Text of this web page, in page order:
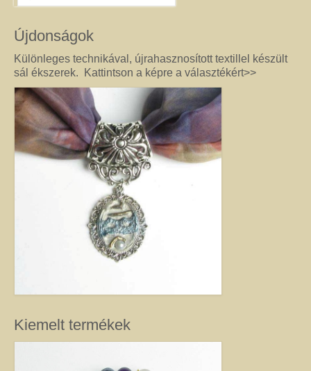
Egyedi kőbefoglalás rendelésre
Csillagjegyes babalánc rendelésre
Jó tanácsok babalánchoz
Virág ékszer
A szobai növények, kaktuszok a lakás díszei, de sajnos nem vagy csak ritkán
virágoznak.Biztosan Ön is szép kaspóba vagy díszes tartóba teszi őket, de
ennél többet is tehet értük. A kézműves Virág ékszerekkel színesebbé és
egyedibbé varázsolhatja virágait. Ezeket a díszeket ásvány, féldrágakő,
kristály felhasználásával, dróthajlításos technikával készítettem, és
garantáltan nincs két egyforma közöttük. Ha cserepes növényt ajándékoz
ismerősének, személyesebbé teheti Virág ékszerrel.
Újdonságok
Különleges technikával, újrahasznosított textillel készült
sál ékszerek. Kattintson a képre a választékért>>
Kiemelt termékek